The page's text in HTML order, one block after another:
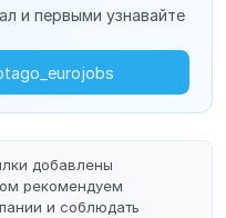
и первыми узнавайте
добавлены
рекомендуем
и соблюдать